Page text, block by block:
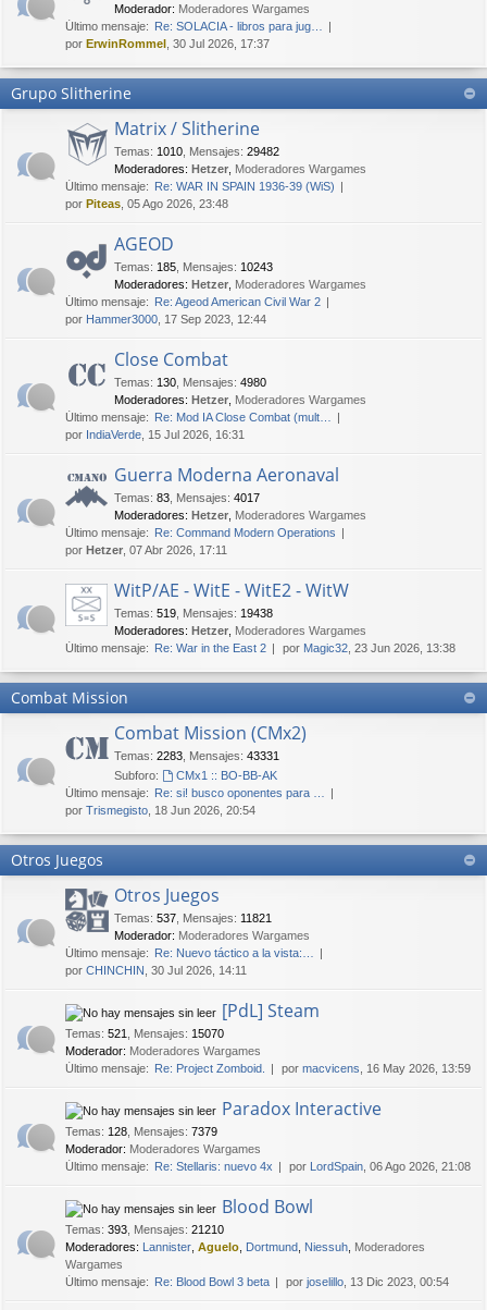
Moderador: Moderadores Wargames
Último mensaje: Re: SOLACIA - libros para jug…
por ErwinRommel , 30 Jul 2026, 17:37
Grupo Slitherine
Matrix / Slitherine
Temas: 1010 Mensajes: 29482
Moderadores: Hetzer Moderadores Wargames
Último mensaje: Re: WAR IN SPAIN 1936-39 (WiS)
por Piteas , 05 Ago 2026, 23:48
AGEOD
Temas: 185 Mensajes: 10243
Moderadores: Hetzer Moderadores Wargames
Último mensaje: Re: Ageod American Civil War 2
por Hammer3000 , 17 Sep 2023, 12:44
Close Combat
Temas: 130 Mensajes: 4980
Moderadores: Hetzer Moderadores Wargames
Último mensaje: Re: Mod IA Close Combat (mult…
por IndiaVerde , 15 Jul 2026, 16:31
Guerra Moderna Aeronaval
Temas: 83 Mensajes: 4017
Moderadores: Hetzer Moderadores Wargames
Último mensaje: Re: Command Modern Operations
por Hetzer , 07 Abr 2026, 17:11
WitP/AE - WitE - WitE2 - WitW
Temas: 519 Mensajes: 19438
Moderadores: Hetzer Moderadores Wargames
Último mensaje: Re: War in the East 2 por Magic32 , 23 Jun 2026, 13:38
Combat Mission
Combat Mission (CMx2)
Temas: 2283 Mensajes: 43331
Subforo:
CMx1 :: BO-BB-AK
Último mensaje: Re: si! busco oponentes para …
por Trismegisto , 18 Jun 2026, 20:54
Otros Juegos
Otros Juegos
Temas: 537 Mensajes: 11821
Moderador: Moderadores Wargames
Último mensaje: Re: Nuevo táctico a la vista:…
por CHINCHIN , 30 Jul 2026, 14:11
[PdL] Steam
Temas: 521 Mensajes: 15070
Moderador: Moderadores Wargames
Último mensaje: Re: Project Zomboid. por macvicens , 16 May 2026, 13:59
Paradox Interactive
Temas: 128 Mensajes: 7379
Moderador: Moderadores Wargames
Último mensaje: Re: Stellaris: nuevo 4x por LordSpain , 06 Ago 2026, 21:08
Blood Bowl
Temas: 393 Mensajes: 21210
Moderadores: Lannister Aguelo Dortmund Niessuh Moderadores
Wargames
Último mensaje: Re: Blood Bowl 3 beta por joselillo , 13 Dic 2023, 00:54